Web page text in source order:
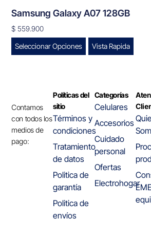
Samsung Galaxy A07 128GB
$ 559.900
Seleccionar Opciones
Vista Rapida
Contamos
con todos los
medios de
pago:
Políticas del
sitio
Términos y
condiciones
Tratamiento
de datos
Politica de
garantía
Politica de
envíos
Categorías
Celulares
Accesorios
Cuidado
personal
Ofertas
Electrohogar